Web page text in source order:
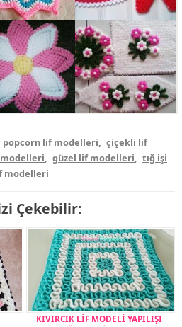
popcorn lif modelleri, çiçekli lif
modelleri, güzel lif modelleri, tığ işi
modelleri
Çekebilir:
KIVIRCIK LİF MODELİ YAPILIŞI